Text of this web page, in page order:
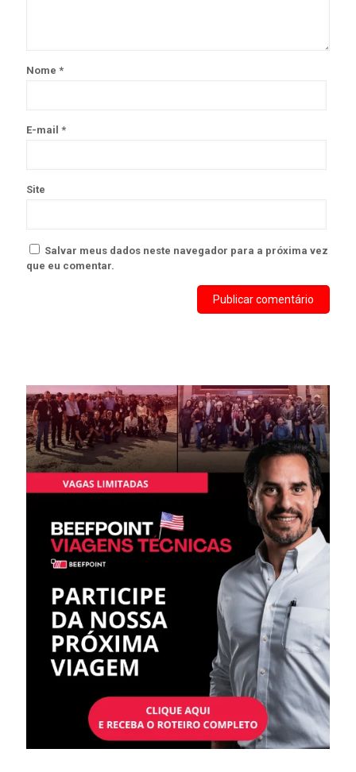
Nome *
E-mail *
Site
Salvar meus dados neste navegador para a próxima vez
que eu comentar.